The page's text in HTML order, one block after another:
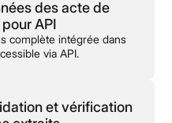
des acte de
API
complète intégrée dans
via API.
et vérification